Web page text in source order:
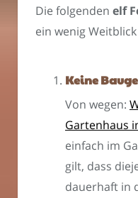
Die folgenden elf
ein wenig
Keine
Von wegen:
Gartenhaus
einfach im
gilt, dass
dauerhaft in